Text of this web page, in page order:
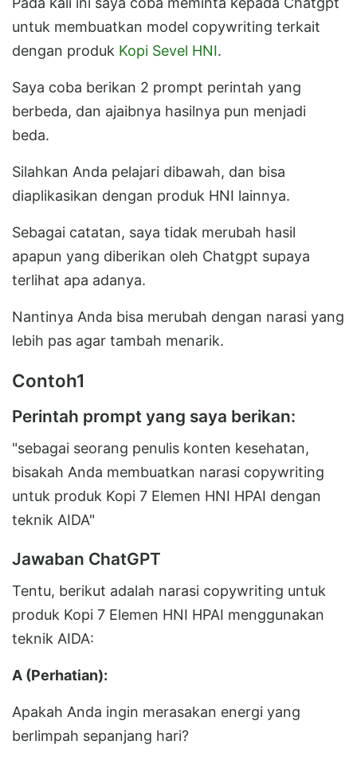
untuk membuatkan model copywriting terkait
dengan produk Kopi Sevel HNI.
Saya coba berikan 2 prompt perintah yang
berbeda, dan ajaibnya hasilnya pun menjadi
beda.
Silahkan Anda pelajari dibawah, dan bisa
diaplikasikan dengan produk HNI lainnya.
Sebagai catatan, saya tidak merubah hasil
apapun yang diberikan oleh Chatgpt supaya
terlihat apa adanya.
Nantinya Anda bisa merubah dengan narasi yang
lebih pas agar tambah menarik.
Contoh1
Perintah prompt yang saya berikan:
"sebagai seorang penulis konten kesehatan,
bisakah Anda membuatkan narasi copywriting
untuk produk Kopi 7 Elemen HNI HPAI dengan
teknik AIDA"
Jawaban ChatGPT
Tentu, berikut adalah narasi copywriting untuk
produk Kopi 7 Elemen HNI HPAI menggunakan
teknik AIDA:
A (Perhatian):
Apakah Anda ingin merasakan energi yang
berlimpah sepanjang hari?